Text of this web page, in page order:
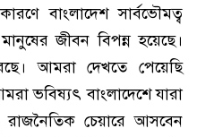
বাংলাদেশ সার্বভৌমত্ব
জীবন বিপন্ন হয়েছে।
আমরা দেখতে পেয়েছি
ভবিষ্যৎ বাংলাদেশে যারা
রাজনৈতিক চেয়ারে আসবেন